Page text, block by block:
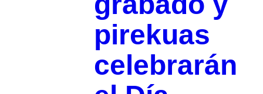
pirekuas
celebrarán